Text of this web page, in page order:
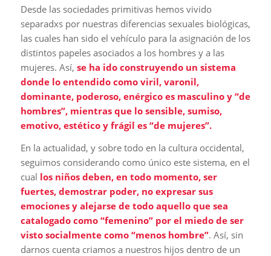
Desde las sociedades primitivas hemos vivido
separadxs por nuestras diferencias sexuales biológicas,
las cuales han sido el vehículo para la asignación de los
distintos papeles asociados a los hombres y a las
mujeres. Así, se ha ido construyendo un sistema
donde lo entendido como viril, varonil,
dominante, poderoso, enérgico es masculino y “de
hombres”, mientras que lo sensible, sumiso,
emotivo, estético y frágil es “de mujeres”.
En la actualidad, y sobre todo en la cultura occidental,
seguimos considerando como único este sistema, en el
cual los niños deben, en todo momento, ser
fuertes, demostrar poder, no expresar sus
emociones y alejarse de todo aquello que sea
catalogado como “femenino” por el miedo de ser
visto socialmente como “menos hombre”. Así, sin
darnos cuenta criamos a nuestros hijos dentro de un